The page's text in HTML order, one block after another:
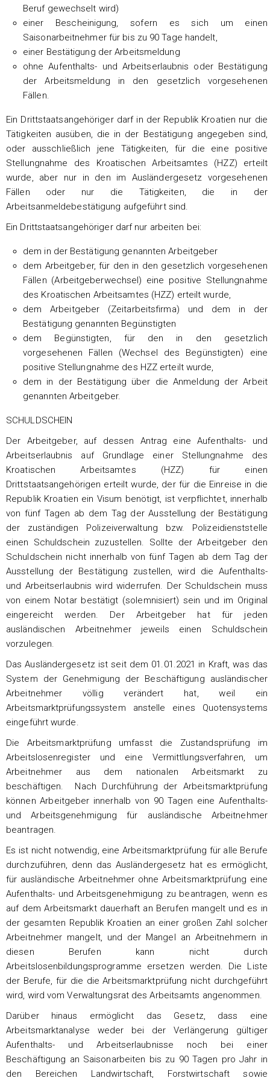
Beruf gewechselt wird)
einer Bescheinigung, sofern es sich um einen
Saisonarbeitnehmer für bis zu 90 Tage handelt,
einer Bestätigung der Arbeitsmeldung
ohne Aufenthalts- und Arbeitserlaubnis oder Bestätigung
der Arbeitsmeldung in den gesetzlich vorgesehenen
Fällen.
Ein Drittstaatsangehöriger darf in der Republik Kroatien nur die
Tätigkeiten ausüben, die in der Bestätigung angegeben sind,
oder ausschließlich jene Tätigkeiten, für die eine positive
Stellungnahme des Kroatischen Arbeitsamtes (HZZ) erteilt
wurde, aber nur in den im Ausländergesetz vorgesehenen
Fällen oder nur die Tätigkeiten, die in der
Arbeitsanmeldebestätigung aufgeführt sind.
Ein Drittstaatsangehöriger darf nur arbeiten bei:
dem in der Bestätigung genannten Arbeitgeber
dem Arbeitgeber, für den in den gesetzlich vorgesehenen
Fällen (Arbeitgeberwechsel) eine positive Stellungnahme
des Kroatischen Arbeitsamtes (HZZ) erteilt wurde,
dem Arbeitgeber (Zeitarbeitsfirma) und dem in der
Bestätigung genannten Begünstigten
dem Begünstigten, für den in den gesetzlich
vorgesehenen Fällen (Wechsel des Begünstigten) eine
positive Stellungnahme des HZZ erteilt wurde,
dem in der Bestätigung über die Anmeldung der Arbeit
genannten Arbeitgeber.
SCHULDSCHEIN
Der Arbeitgeber, auf dessen Antrag eine Aufenthalts- und
Arbeitserlaubnis auf Grundlage einer Stellungnahme des
Kroatischen Arbeitsamtes (HZZ) für einen
Drittstaatsangehörigen erteilt wurde, der für die Einreise in die
Republik Kroatien ein Visum benötigt, ist verpflichtet, innerhalb
von fünf Tagen ab dem Tag der Ausstellung der Bestätigung
der zuständigen Polizeiverwaltung bzw. Polizeidienststelle
einen Schuldschein zuzustellen. Sollte der Arbeitgeber den
Schuldschein nicht innerhalb von fünf Tagen ab dem Tag der
Ausstellung der Bestätigung zustellen, wird die Aufenthalts-
und Arbeitserlaubnis wird widerrufen. Der Schuldschein muss
von einem Notar bestätigt (solemnisiert) sein und im Original
eingereicht werden. Der Arbeitgeber hat für jeden
ausländischen Arbeitnehmer jeweils einen Schuldschein
vorzulegen.
Das Ausländergesetz ist seit dem 01.01.2021 in Kraft, was das
System der Genehmigung der Beschäftigung ausländischer
Arbeitnehmer völlig verändert hat, weil ein
Arbeitsmarktprüfungssystem anstelle eines Quotensystems
eingeführt wurde.
Die Arbeitsmarktprüfung umfasst die Zustandsprüfung im
Arbeitslosenregister und eine Vermittlungsverfahren, um
Arbeitnehmer aus dem nationalen Arbeitsmarkt zu
beschäftigen. Nach Durchführung der Arbeitsmarktprüfung
können Arbeitgeber innerhalb von 90 Tagen eine Aufenthalts-
und Arbeitsgenehmigung für ausländische Arbeitnehmer
beantragen.
Es ist nicht notwendig, eine Arbeitsmarktprüfung für alle Berufe
durchzuführen, denn das Ausländergesetz hat es ermöglicht,
für ausländische Arbeitnehmer ohne Arbeitsmarktprüfung eine
Aufenthalts- und Arbeitsgenehmigung zu beantragen, wenn es
auf dem Arbeitsmarkt dauerhaft an Berufen mangelt und es in
der gesamten Republik Kroatien an einer großen Zahl solcher
Arbeitnehmer mangelt, und der Mangel an Arbeitnehmern in
diesen Berufen kann nicht durch
Arbeitslosenbildungsprogramme ersetzen werden. Die Liste
der Berufe, für die die Arbeitsmarktprüfung nicht durchgeführt
wird, wird vom Verwaltungsrat des Arbeitsamts angenommen.
Darüber hinaus ermöglicht das Gesetz, dass eine
Arbeitsmarktanalyse weder bei der Verlängerung gültiger
Aufenthalts- und Arbeitserlaubnisse noch bei einer
Beschäftigung an Saisonarbeiten bis zu 90 Tagen pro Jahr in
den Bereichen Landwirtschaft, Forstwirtschaft sowie